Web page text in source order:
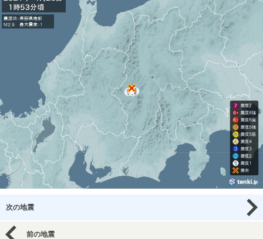
次の地震
前の地震